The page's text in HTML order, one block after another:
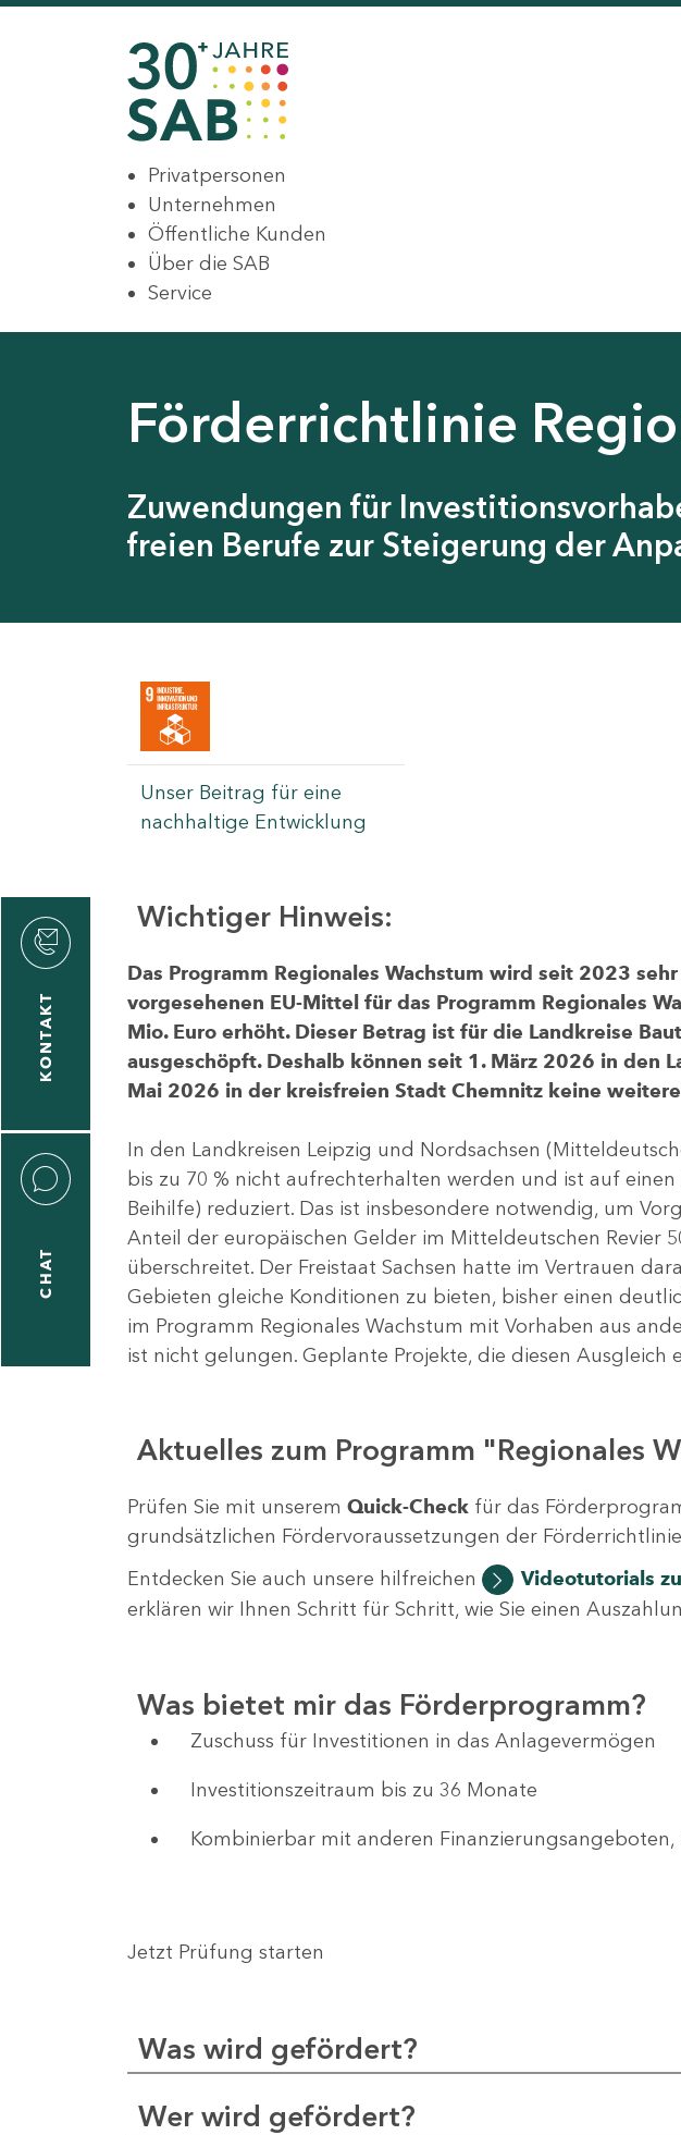
Privatpersonen
Unternehmen
Öffentliche Kunden
Über die SAB
Service
Förderrichtlinie
Zuwendungen für
freien Berufe zur Steigerung der
Unser Beitrag für eine
nachhaltige Entwicklung
KONTAKT
CHAT
Wichtiger Hinweis:
Das Programm Regionales Wachstum wird seit 2023
vorgesehenen EU-Mittel für das Programm Regionales
Mio. Euro erhöht. Dieser Betrag ist für die Landkreise
ausgeschöpft. Deshalb können seit 1. März 2026 in den
Mai 2026 in der kreisfreien Stadt Chemnitz keine
In den Landkreisen Leipzig und Nordsachsen
bis zu 70 % nicht aufrechterhalten werden und ist auf
Beihilfe) reduziert. Das ist insbesondere notwendig, um
Anteil der europäischen Gelder im Mitteldeutschen Revier
überschreitet. Der Freistaat Sachsen hatte im Vertrauen
Gebieten gleiche Konditionen zu bieten, bisher einen
im Programm Regionales Wachstum mit Vorhaben aus
ist nicht gelungen. Geplante Projekte, die diesen
Aktuelles zum Programm "Regionales
Prüfen Sie mit unserem Quick-Check für das
grundsätzlichen Fördervoraussetzungen der
Entdecken Sie auch unsere hilfreichen
Videotutorials
erklären wir Ihnen Schritt für Schritt, wie Sie einen
Was bietet mir das Förderprogramm?
Zuschuss für Investitionen in das Anlagevermögen
Investitionszeitraum bis zu 36 Monate
Kombinierbar mit anderen Finanzierungsangeboten,
Jetzt Prüfung starten
Was wird gefördert?
Wer wird gefördert?